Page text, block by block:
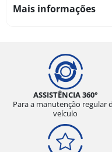
Mais informações
ASSISTÊNCIA 360°
Para a manutenção regular
veículo